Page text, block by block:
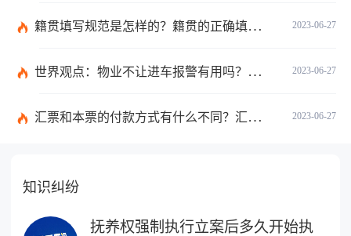
2023-06-27
籍贯填写规范是怎样的？籍贯的正确填写规范是什么？-天天微动态
2023-06-27
世界观点：物业不让进车报警有用吗？小区不让业主进车该怎么投诉？
2023-06-27
汇票和本票的付款方式有什么不同？汇票和本票包含的交易数有什么不同？ 环球今热点
知识纠纷
抚养权强制执行立案后多久开始执